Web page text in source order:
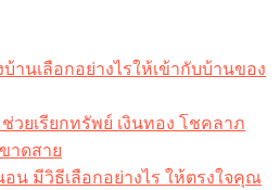
านเลือกอย่างไรให้เข้ากับบ้านของ
วยเรียกทรัพย์ เงินทอง โชคลาภ
าดสาย
น มีวิธีเลือกอย่างไร ให้ตรงใจคุณ